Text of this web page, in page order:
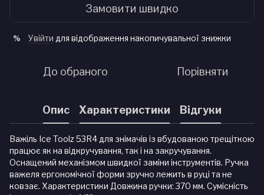
Замовити швидко
% Увійти для відображення накопичувальної знижки
До обраного Порівняти
Опис Характеристики Відгуки
Важіль Ice Toolz 53R4 для знімачів із вбудованою трещіткою
працює як на відкручування, так і на закручування.
Оснащений механізмом швидкої заміни інструментів. Ручка
важеля ергономічної форми зручно лежить в руці та не
ковзає. Характеристики Довжина ручки: 370 мм. Сумісність